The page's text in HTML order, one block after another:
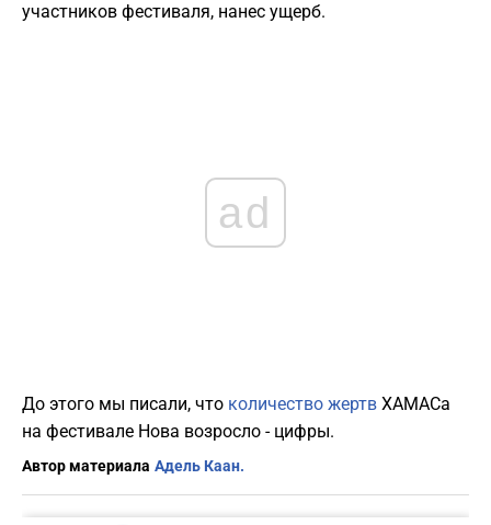
участников фестиваля, нанес ущерб.
ad
До этого мы писали, что количество жертв ХАМАСа
на фестивале Нова возросло - цифры.
Автор материала Адель Каан.